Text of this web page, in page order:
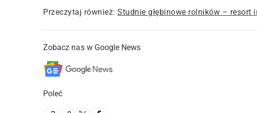
Przeczytaj również: Studnie głębinowe rolników –
Zobacz nas w Google News
Poleć